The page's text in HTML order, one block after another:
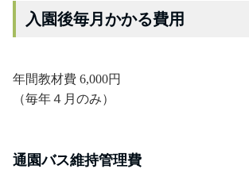
入園後毎月かかる費用
年間教材費 6,000円
（毎年４月のみ）
通園バス維持管理費